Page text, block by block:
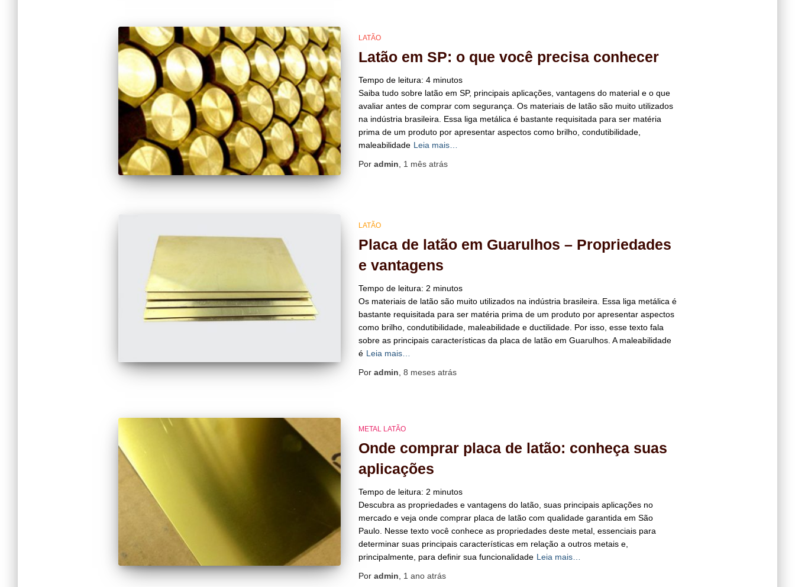
LATÃO
Latão em SP: o que você precisa conhecer
Tempo de leitura: 4 minutos
Saiba tudo sobre latão em SP, principais aplicações, vantagens do material e o que
avaliar antes de comprar com segurança. Os materiais de latão são muito utilizados
na indústria brasileira. Essa liga metálica é bastante requisitada para ser matéria
prima de um produto por apresentar aspectos como brilho, condutibilidade,
maleabilidade Leia mais…
Por admin 1 mêsatrás
LATÃO
Placa de latão em Guarulhos – Propriedades
e vantagens
Tempo de leitura: 2 minutos
Os materiais de latão são muito utilizados na indústria brasileira. Essa liga metálica é
bastante requisitada para ser matéria prima de um produto por apresentar aspectos
como brilho, condutibilidade, maleabilidade e ductilidade. Por isso, esse texto fala
sobre as principais características da placa de latão em Guarulhos. A maleabilidade
é Leia mais…
Por admin 8 mesesatrás
METAL LATÃO
Onde comprar placa de latão: conheça suas
aplicações
Tempo de leitura: 2 minutos
Descubra as propriedades e vantagens do latão, suas principais aplicações no
mercado e veja onde comprar placa de latão com qualidade garantida em São
Paulo. Nesse texto você conhece as propriedades deste metal, essenciais para
determinar suas principais características em relação a outros metais e,
principalmente, para definir sua funcionalidade Leia mais…
Por admin 1 anoatrás